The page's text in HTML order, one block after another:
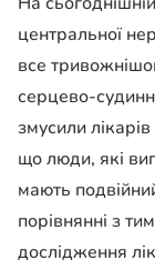
центральної
все
серцево-
змусили
що люди, які
мають
порівнянні з
дослідження